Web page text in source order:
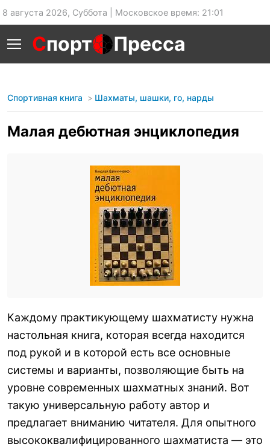
8 августа 2026, Суббота | Московское время: 21:01
Спорт Пресса
Спортивная книга Шахматы, шашки, го, нарды
Малая дебютная энциклопедия
Каждому практикующему шахматисту нужна
настольная книга, которая всегда находится
под рукой и в которой есть все основные
системы и варианты, позволяющие быть на
уровне современных шахматных знаний. Вот
такую универсальную работу автор и
предлагает вниманию читателя. Для опытного
высококвалифицированного шахматиста — это